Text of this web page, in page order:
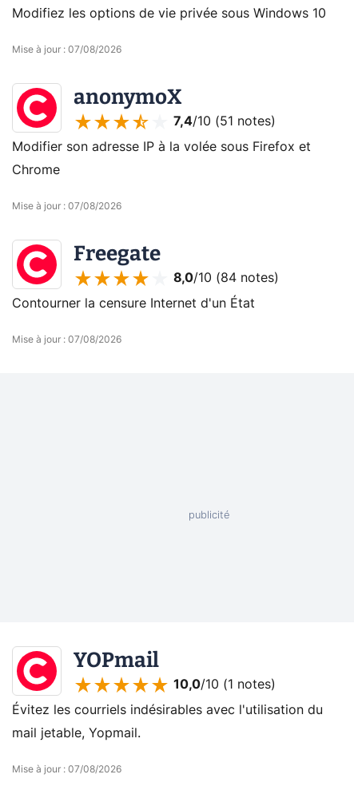
Modifiez les options de vie privée sous Windows 10
Mise à jour : 07/08/2026
anonymoX
7,4/10 (51 notes)
Modifier son adresse IP à la volée sous Firefox et
Chrome
Mise à jour : 07/08/2026
Freegate
8,0/10 (84 notes)
Contourner la censure Internet d'un État
Mise à jour : 07/08/2026
YOPmail
10,0/10 (1 notes)
Évitez les courriels indésirables avec l'utilisation du
mail jetable, Yopmail.
Mise à jour : 07/08/2026